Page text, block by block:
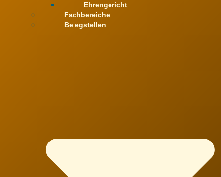
Ehrengericht
Fachbereiche
Belegstellen